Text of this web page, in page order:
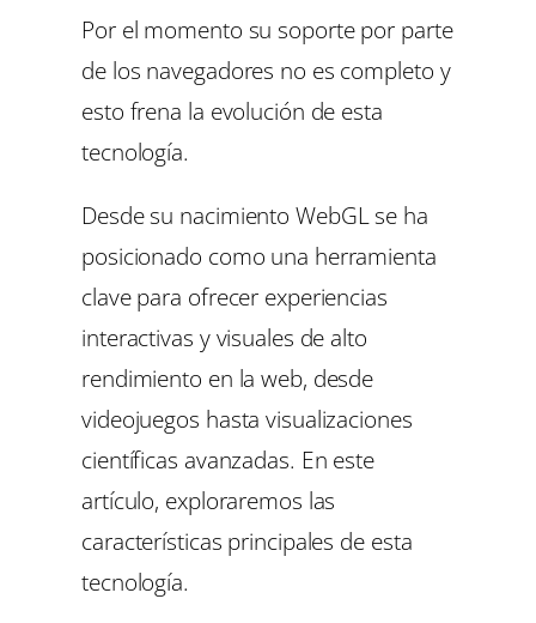
Por el momento su soporte por parte
de los navegadores no es completo y
esto frena la evolución de esta
tecnología.
Desde su nacimiento WebGL se ha
posicionado como una herramienta
clave para ofrecer experiencias
interactivas y visuales de alto
rendimiento en la web, desde
videojuegos hasta visualizaciones
científicas avanzadas. En este
artículo, exploraremos las
características principales de esta
tecnología.